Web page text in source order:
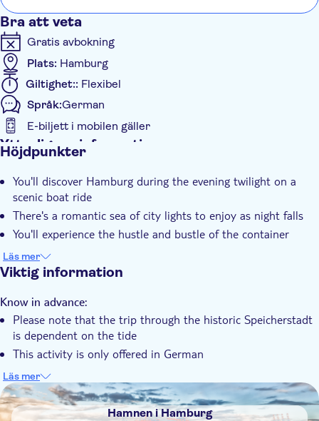
Live ist eben doch
Bra att veta
Gratis avbokning
Plats: Hamburg
Giltighet:: Flexibel
Språk:German
E-biljett i mobilen gäller
Ytterligare information
Elektronisk biljett
Höjdpunkter
You'll discover Hamburg during the evening twilight on a
scenic boat ride
There's a romantic sea of city lights to enjoy as night falls
You'll experience the hustle and bustle of the container
A cruise through the historic Speicherstadt is included,
depending on the tide
Your expert captain will share stories and insights during the
journey
Läs mer
Viktig information
Know in advance:
Please note that the trip through the historic Speicherstadt
is dependent on the tide
This activity is only offered in German
This activity is recommended for children aged 5 and up
Läs mer
DSA1Hamnen i Hamburg
Hamnen i Hamburg